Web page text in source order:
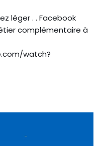
léger . . Facebook
complémentaire à
watch?